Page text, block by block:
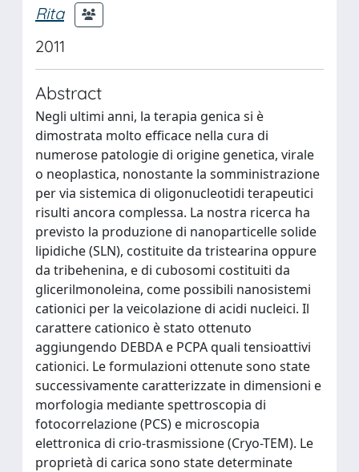
Rita
2011
Abstract
Negli ultimi anni, la terapia genica si è
dimostrata molto efficace nella cura di
numerose patologie di origine genetica, virale
o neoplastica, nonostante la somministrazione
per via sistemica di oligonucleotidi terapeutici
risulti ancora complessa. La nostra ricerca ha
previsto la produzione di nanoparticelle solide
lipidiche (SLN), costituite da tristearina oppure
da tribehenina, e di cubosomi costituiti da
glicerilmonoleina, come possibili nanosistemi
cationici per la veicolazione di acidi nucleici. Il
carattere cationico è stato ottenuto
aggiungendo DEBDA e PCPA quali tensioattivi
cationici. Le formulazioni ottenute sono state
successivamente caratterizzate in dimensioni e
morfologia mediante spettroscopia di
fotocorrelazione (PCS) e microscopia
elettronica di crio-trasmissione (Cryo-TEM). Le
proprietà di carica sono state determinate